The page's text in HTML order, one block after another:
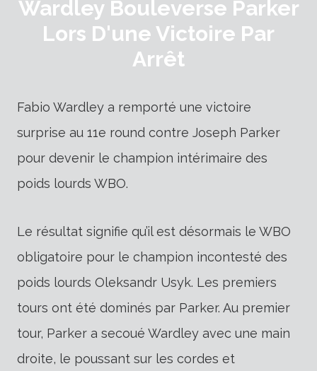
Wardley Bouleverse Parker
Lors D'une Victoire Par
Arrêt
Fabio Wardley a remporté une victoire
surprise au 11e round contre Joseph Parker
pour devenir le champion intérimaire des
poids lourds WBO.
Le résultat signifie qu’il est désormais le WBO
obligatoire pour le champion incontesté des
poids lourds Oleksandr Usyk. Les premiers
tours ont été dominés par Parker. Au premier
tour, Parker a secoué Wardley avec une main
droite, le poussant sur les cordes et